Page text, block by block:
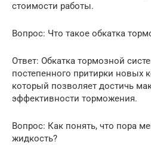
стоимости работы.
Вопрос: Что такое обкатка
Ответ: Обкатка тормозной
постепенного притирки новых
который позволяет достичь
эффективности торможения.
Вопрос: Как понять, что пора
жидкость?